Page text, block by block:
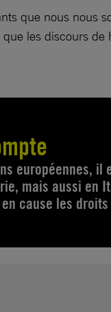
que nous nous
les discours de
européennes, il
mais aussi en
cause les droits